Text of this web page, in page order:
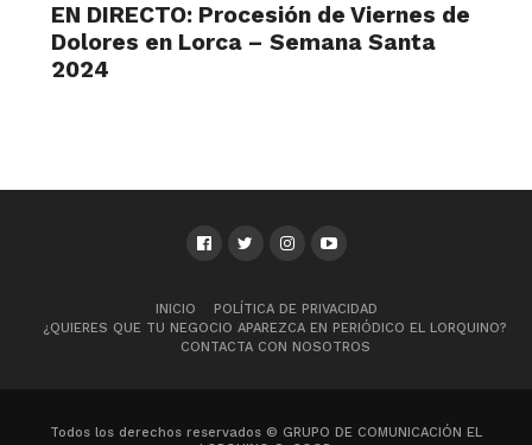
EN DIRECTO: Procesión de Viernes de
Dolores en Lorca – Semana Santa
2024
INICIO
POLÍTICA DE PRIVACIDAD
¿QUIERES QUE TU NEGOCIO APAREZCA EN PERIÓDICO EL LORQUINO?
CONTACTA CON NOSOTROS
Todos los derechos reservados © GRUPO DE COMUNICACIÓN EL